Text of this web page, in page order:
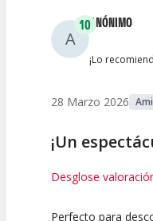
A
10ANÓNIMO
¡Lo
28 Marzo 2026
¡Un
Desglose
Perfecto para